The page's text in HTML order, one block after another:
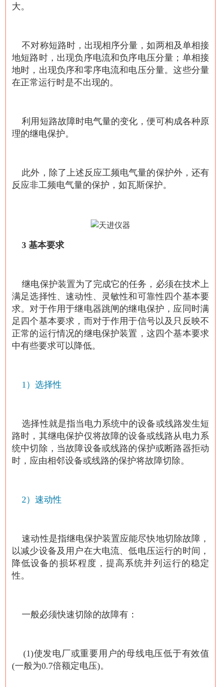
大。
不对称短路时，出现相序分量，如两相及单相接
地短路时，出现负序电流和负序电压分量；单相接
地时，出现负序和零序电流和电压分量。这些分量
在正常运行时是不出现的。
利用短路故障时电气量的变化，便可构成各种原
理的继电保护。
此外，除了上述反应工频电气量的保护外，还有
反应非工频电气量的保护，如瓦斯保护。
3 基本要求
继电保护装置为了完成它的任务，必须在技术上
满足选择性、速动性、灵敏性和可靠性四个基本要
求。对于作用于继电器跳闸的继电保护，应同时满
足四个基本要求，而对于作用于信号以及只反映不
正常的运行情况的继电保护装置，这四个基本要求
中有些要求可以降低。
1）选择性
选择性就是指当电力系统中的设备或线路发生短
路时，其继电保护仅将故障的设备或线路从电力系
统中切除，当故障设备或线路的保护或断路器拒动
时，应由相邻设备或线路的保护将故障切除。
2）速动性
速动性是指继电保护装置应能尽快地切除故障，
以减少设备及用户在大电流、低电压运行的时间，
降低设备的损坏程度，提高系统并列运行的稳定
性。
一般必须快速切除的故障有：
(1)使发电厂或重要用户的母线电压低于有效值
(一般为0.7倍额定电压)。